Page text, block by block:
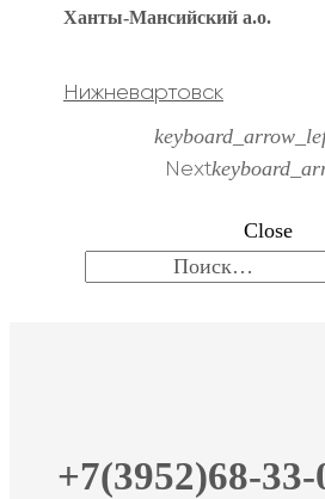
Ханты-Мансийский а.о.
Нижневартовск
Next
Close
+7(3952)68-33-